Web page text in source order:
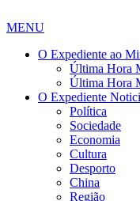
MENU
O Expediente ao
Última Hora
Última Hora
O Expediente
Política
Sociedade
Economia
Cultura
Desporto
China
Região